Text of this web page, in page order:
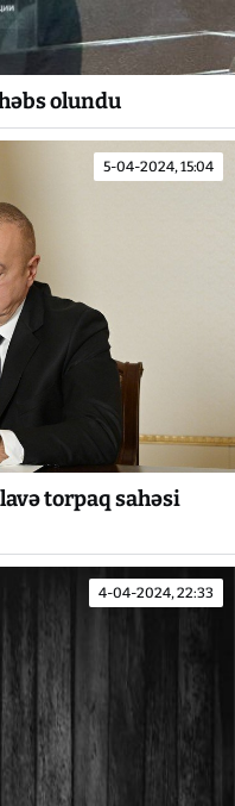
olundu
5-04-2024, 15:04
torpaq sahəsi
4-04-2024, 22:33